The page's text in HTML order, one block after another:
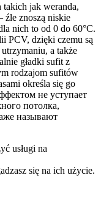
takich jak weranda,
źle znoszą niskie
nich to od 0 do 60°C.
PCV, dzięki czemu są
a także
gładki sufit z
rodzajom sufitów
określa się go
не уступает
потолка,
называют
usługi na
się na ich użycie.